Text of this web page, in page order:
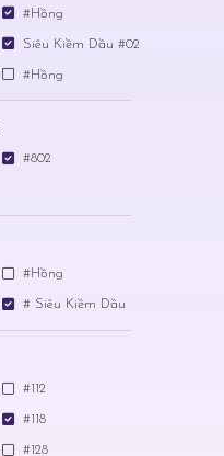
#Hồng
Siêu Kiềm Dầu #02
#Hồng
#802
#Hồng
# Siêu Kiềm Dầu
#112
#118
#128